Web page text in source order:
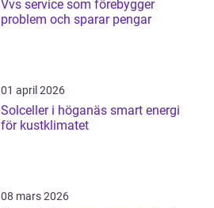
Vvs service som förebygger
problem och sparar pengar
01 april 2026
Solceller i höganäs smart energi
för kustklimatet
08 mars 2026